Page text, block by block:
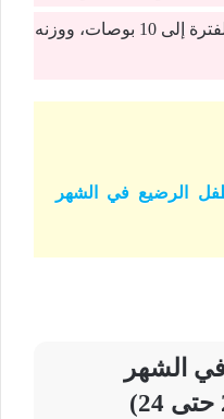
يصل طول الجنين في هذه الفترة إلى 10 بوصات، ووزنه
الرضيع في الشهر
الشهر